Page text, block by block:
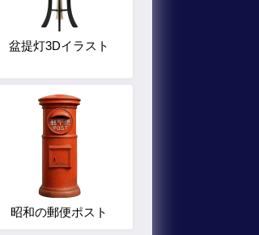
盆提灯3Dイラスト
昭和の郵便ポスト